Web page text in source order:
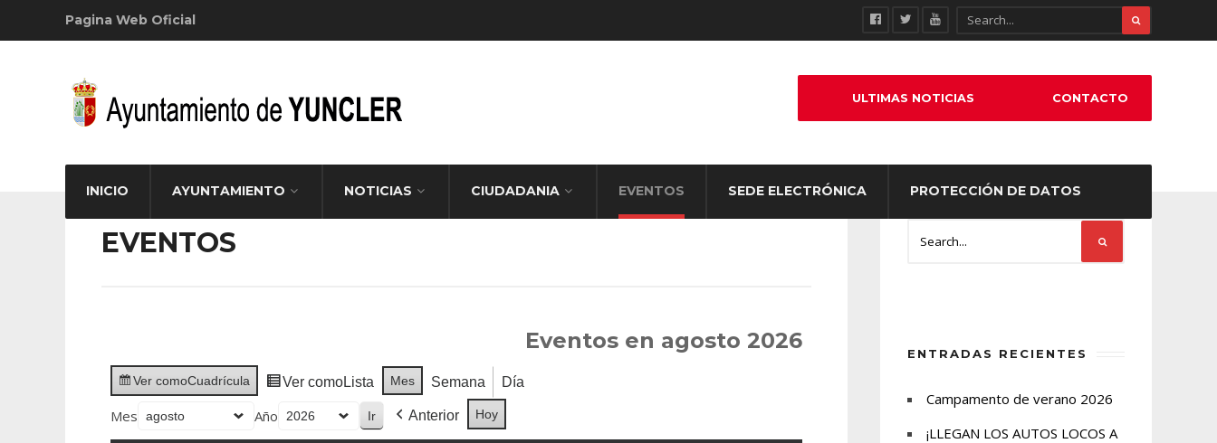
Pagina Web Oficial
INICIO AYUNTAMIENTO NOTICIAS CIUDADANIA EVENTOS SEDE ELECTRÓNICA PROTECCIÓN DE DATOS
ULTIMAS NOTICIAS CONTACTO
EVENTOS
Eventos en agosto 2026
Ver comoCuadrícula Ver comoLista Mes Semana Día
Mes Año Anterior Hoy
ENTRADAS RECIENTES
Campamento de verano 2026
¡LLEGAN LOS AUTOS LOCOS A